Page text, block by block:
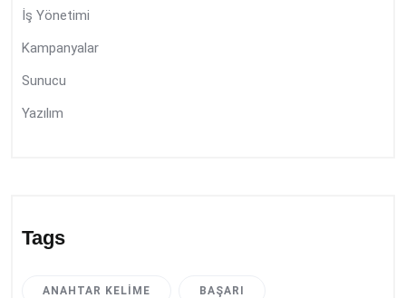
İş Yönetimi
Kampanyalar
Sunucu
Yazılım
Tags
ANAHTAR KELIME BAŞARI